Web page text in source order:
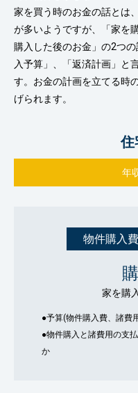
家を買う時のお金の話とは
が多いようですが、「家を
購入した後のお金」の2つ
入予算」、「返済計画」と
す。お金の計画を立てる時
げられます。
住
年
物件購入費
家を購
●予算(物件購入費、諸費
●物件購入と諸費用の支
か